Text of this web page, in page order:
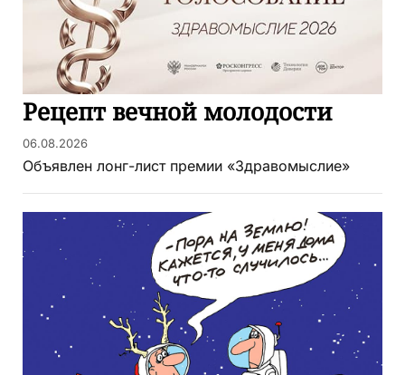
Рецепт вечной молодости
06.08.2026
Объявлен лонг-лист премии «Здравомыслие»